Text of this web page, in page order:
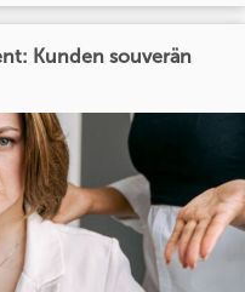
Kunden souverän